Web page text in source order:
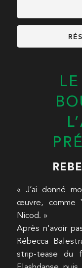
« J’ai donné
œuvre, comme
Nicod. »
Après n'avoir
Rébecca
strip-tease du